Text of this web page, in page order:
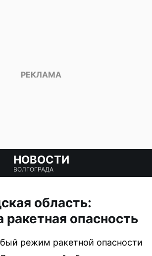
НОВОСТИ
ВОЛГОГРАДА
область:
ракетная опасность
режим ракетной опасности